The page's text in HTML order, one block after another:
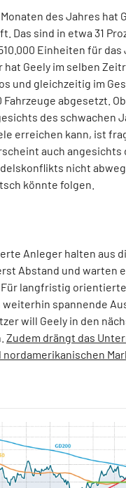
des Jahres hat
Das sind in etwa 31
Einheiten für das
Geely im selben
und gleichzeitig im
Fahrzeuge abgesetzt.
des schwachen
erreichen kann, ist
auch angesichts
nicht
könnte folgen.
Anleger halten aus
Abstand und warten
Für langfristig
weiterhin spannende
will Geely in den
Zudem drängt das